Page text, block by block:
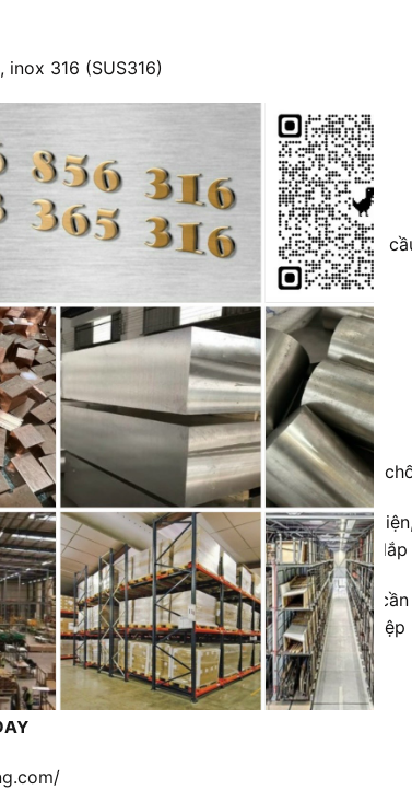
316 (SUS316)
khổ 1000mm, khổ 1220mm cắt theo yêu
gần như chính xác tuyệt đối; chống rung,
ăn mòn cao trong các nhà máy nhiệt
máy, lắp máy mới, sửa chữa bảo dưỡng máy,
sử dụng cho ngành sản xuất máy bay nơi
động cơ, hay thiết bị trong lĩnh vực công nghiệp
/
THIS